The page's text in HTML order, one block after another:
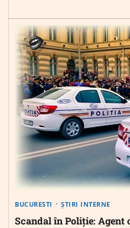
BUCURESTI ȘTIRI INTERNE
Scandal în Poliție: